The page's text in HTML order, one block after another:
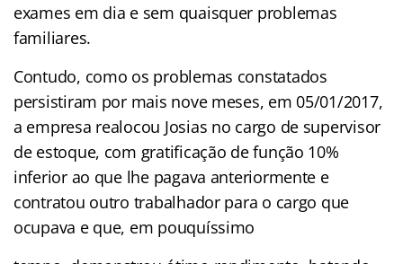
exames em dia e sem quaisquer problemas
familiares.
Contudo, como os problemas constatados
persistiram por mais nove meses, em 05/01/2017,
a empresa realocou Josias no cargo de supervisor
de estoque, com gratificação de função 10%
inferior ao que lhe pagava anteriormente e
contratou outro trabalhador para o cargo que
ocupava e que, em pouquíssimo